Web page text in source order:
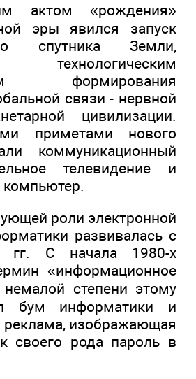
актом «рождения»
эры явился запуск
спутника Земли,
формирования
связи - нервной
цивилизации.
приметами нового
коммуникационный
телевидение и
роли электронной
развивалась с
гг. С начала 1980-х
«информационное
степени этому
бум информатики и
реклама, изображающая
своего рода пароль в